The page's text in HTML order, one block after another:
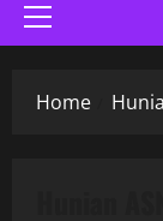
Primary
Menu
Home